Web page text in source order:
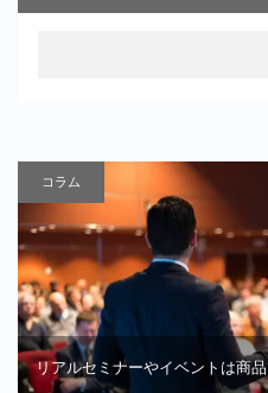
コラム
リアルセミナーやイベントは商